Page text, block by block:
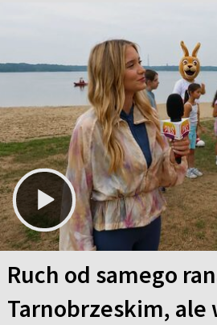
Ruch od samego
Tarnobrzeskim, ale